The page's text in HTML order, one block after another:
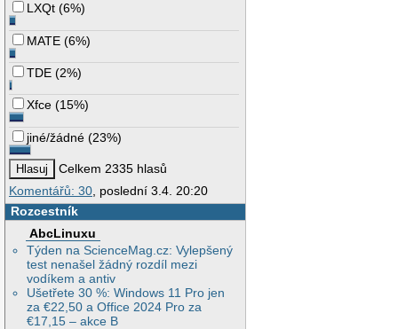
LXQt (6%)
MATE (6%)
TDE (2%)
Xfce (15%)
jiné/žádné (23%)
Celkem 2335 hlasů
Komentářů: 30, poslední 3.4. 20:20
Rozcestník
AbcLinuxu
Týden na ScienceMag.cz: Vylepšený
test nenašel žádný rozdíl mezi
vodíkem a antiv
Ušetřete 30 %: Windows 11 Pro jen
za €22,50 a Office 2024 Pro za
€17,15 – akce B